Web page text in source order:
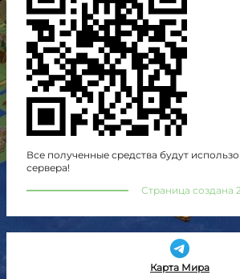
Все полученные средства будут
сервера!
Страница создана
Карта Мира